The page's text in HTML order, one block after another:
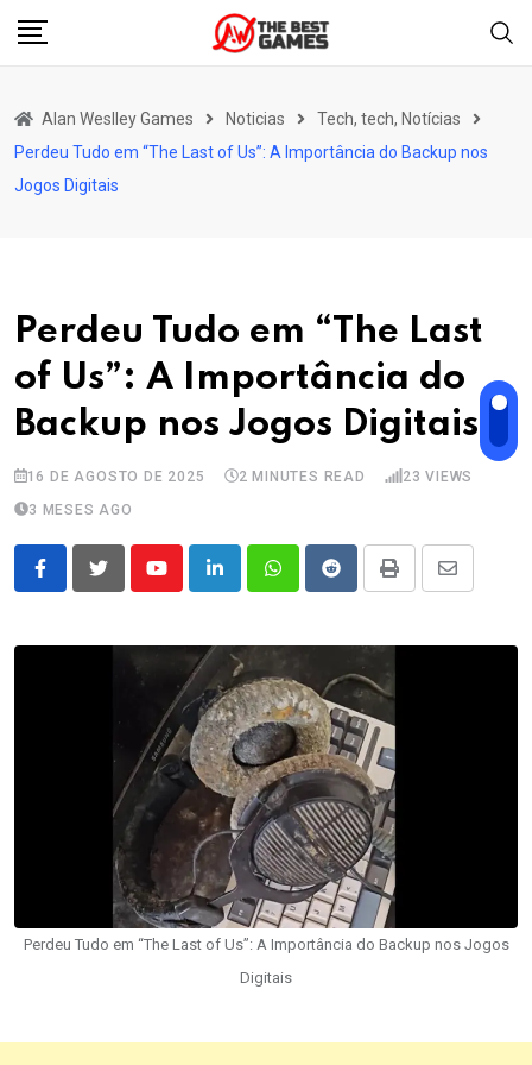
Skip
Alan Weslley Games Noticias
Tech, tech, Notícias
Perdeu Tudo em “The Last of Us”: A Importância do Backup nos
Jogos Digitais
Perdeu Tudo em “The Last
of Us”: A Importância do
Backup nos Jogos Digitais
16 DE AGOSTO DE 2025 2 MINUTES READ 23 VIEWS
3 MESES AGO
YoutubeLinkedInWhatsappRedditPrint
Share
Email
Perdeu Tudo em “The Last of Us”: A Importância do Backup nos Jogos
Digitais